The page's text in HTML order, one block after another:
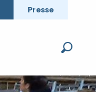
Presse